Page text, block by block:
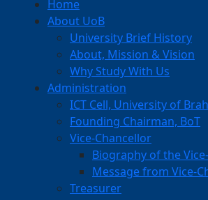
Home
About UoB
University Brief History
About, Mission & Vision
Why Study With Us
Administration
ICT Cell, University of
Founding Chairman, BoT
Vice-Chancellor
Biography of the
Message from Vice-
Treasurer